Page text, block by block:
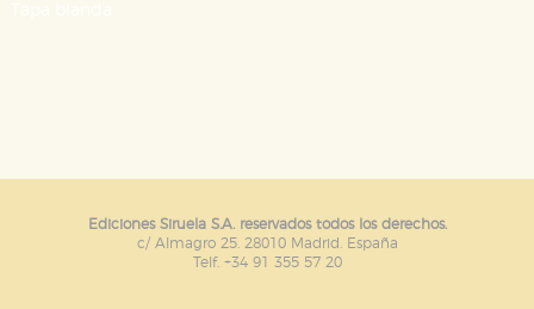
Ediciones Siruela S.A. reservados todos los derechos.
c/ Almagro 25. 28010 Madrid. España
Telf. +34 91 355 57 20
publicitarios y se utilizan para mostrar publicidad
relevante para sus intereses en otros sitios. No
almacenan directamente información personal sino
que se basan en la identificación única de su